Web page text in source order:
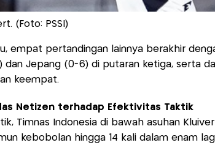
(Foto: PSSI)
empat pertandingan lainnya berakhir
dan Jepang (0-6) di putaran ketiga, serta
keempat.
Netizen terhadap Efektivitas Taktik
Timnas Indonesia di bawah asuhan
kebobolan hingga 14 kali dalam enam